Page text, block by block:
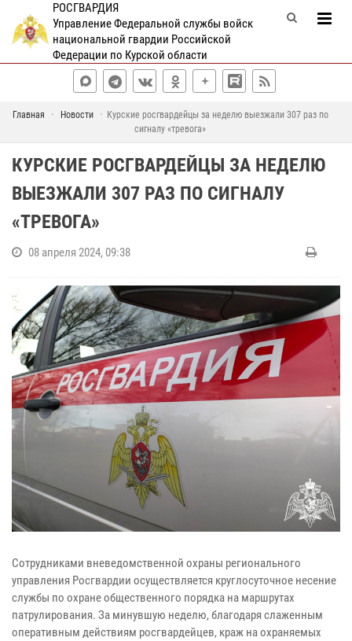
РОСГВАРДИЯ
Управление Федеральной службы войск
национальной гвардии Российской
Федерации по Курской области
Главная Новости
Курские росгвардейцы за неделю выезжали 307 раз по
сигналу «тревога»
КУРСКИЕ РОСГВАРДЕЙЦЫ ЗА НЕДЕЛЮ
ВЫЕЗЖАЛИ 307 РАЗ ПО СИГНАЛУ
«ТРЕВОГА»
08 апреля 2024, 09:38
Сотрудниками вневедомственной охраны регионального
управления Росгвардии осуществляется круглосуточное несение
службы по охране общественного порядка на маршрутах
патрулирования. За минувшую неделю, благодаря слаженным
оперативным действиям росгвардейцев, краж на охраняемых